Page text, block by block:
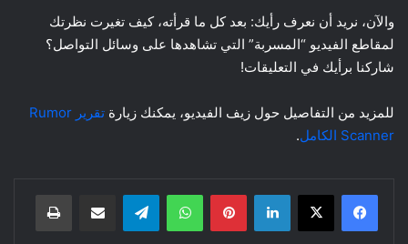
والآن، نريد أن نعرف رأيك: بعد كل ما قرأته، كيف تغيرت نظرتك
لمقاطع الفيديو “المسربة” التي تشاهدها على وسائل التواصل؟
شاركنا برأيك في التعليقات!
للمزيد من التفاصيل حول زيف الفيديو، يمكنك زيارة
تقرير Rumor
Scanner الكامل
.
لينكدإن بينتيريست واتساب